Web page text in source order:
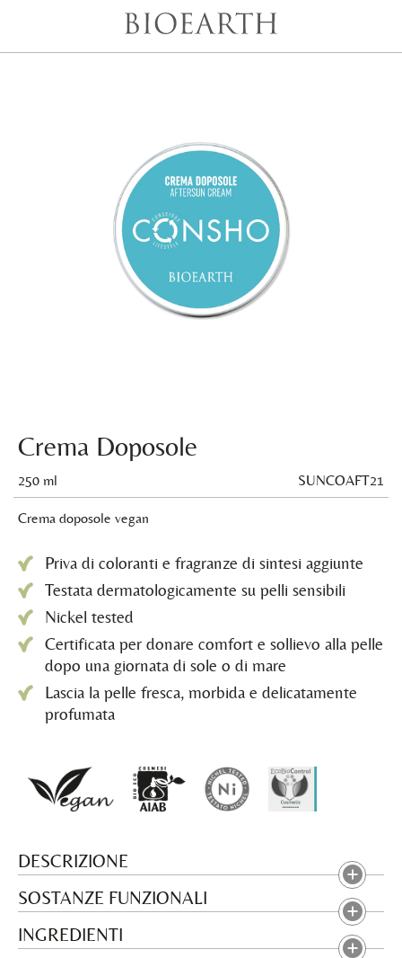
Crema Doposole
250 ml SUNCOAFT21
Crema doposole vegan
Priva di coloranti e fragranze di sintesi aggiunte
Testata dermatologicamente su pelli sensibili
Nickel tested
Certificata per donare comfort e sollievo alla pelle
dopo una giornata di sole o di mare
Lascia la pelle fresca, morbida e delicatamente
profumata
DESCRIZIONE
SOSTANZE FUNZIONALI
INGREDIENTI